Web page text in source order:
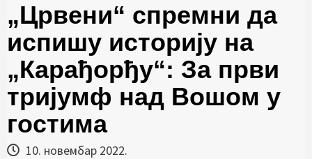
„Црвени“ спремни да
испишу историју на
„Карађорђу“: За први
тријумф над Вошом у
гостима
10. новембар 2022.